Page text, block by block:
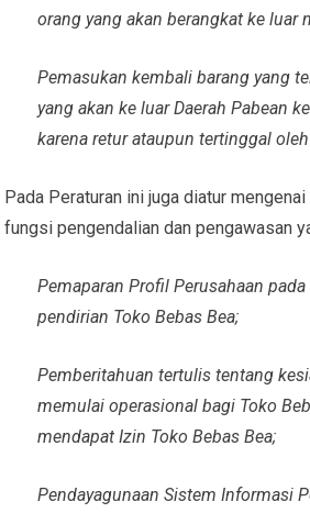
orang yang akan berangkat ke luar
Pemasukan kembali barang yang
yang akan ke luar Daerah Pabean
karena retur ataupun tertinggal
Pada Peraturan ini juga diatur
fungsi pengendalian dan pengawasan
Pemaparan Profil Perusahaan
pendirian Toko Bebas Bea;
Pemberitahuan tertulis tentang
memulai operasional bagi Toko
mendapat Izin Toko Bebas Bea;
Pendayagunaan Sistem Informasi